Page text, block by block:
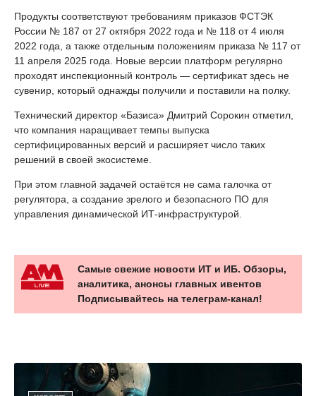
Продукты соответствуют требованиям приказов ФСТЭК
России № 187 от 27 октября 2022 года и № 118 от 4 июля
2022 года, а также отдельным положениям приказа № 117 от
11 апреля 2025 года. Новые версии платформ регулярно
проходят инспекционный контроль — сертификат здесь не
сувенир, который однажды получили и поставили на полку.
Технический директор «Базиса» Дмитрий Сорокин отметил,
что компания наращивает темпы выпуска
сертифицированных версий и расширяет число таких
решений в своей экосистеме.
При этом главной задачей остаётся не сама галочка от
регулятора, а создание зрелого и безопасного ПО для
управления динамической ИТ-инфраструктурой.
Самые свежие новости ИТ и ИБ. Обзоры,
аналитика, анонсы главных ивентов
Подписывайтесь на телеграм-канал!